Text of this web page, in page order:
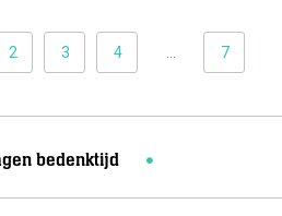
2 3 4 ... 7
bedenktijd